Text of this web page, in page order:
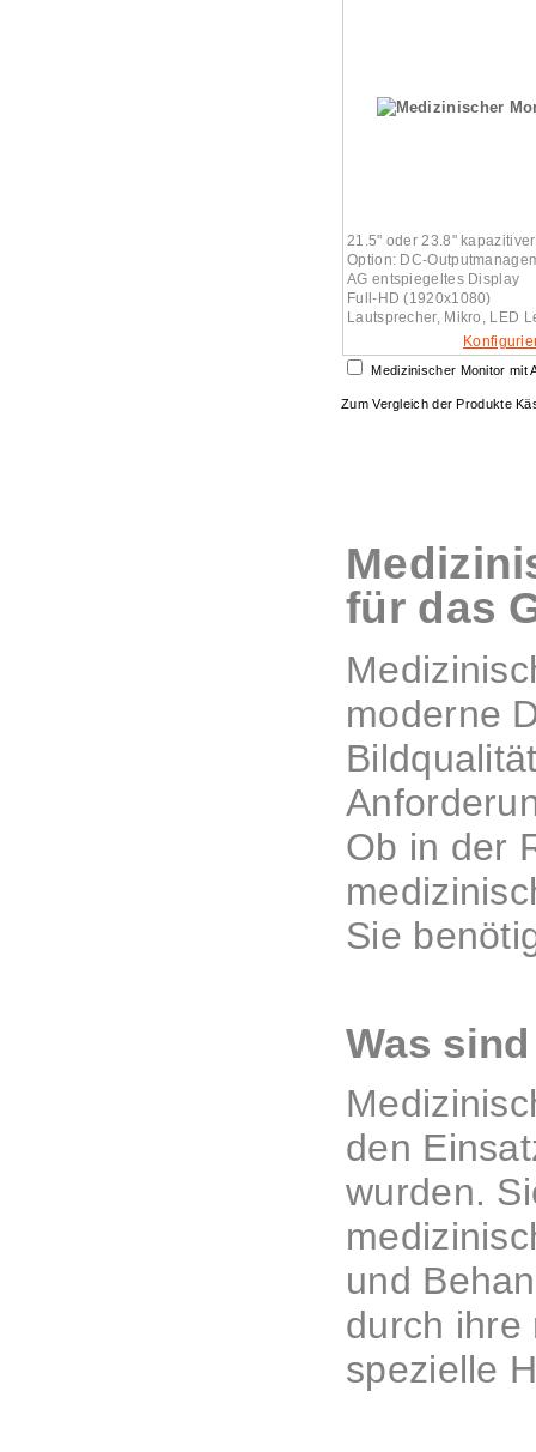
21.5" oder 23.8"
Option: DC-
AG entspiegeltes Display
Full-HD (1920x1080)
Lautsprecher, Mikro, LED
Medizinischer Monitor mit
Zum Vergleich der Produkte
für das
moderne
Ob in der
Sie
Was
den
wurden.
und
durch ihre
spezielle